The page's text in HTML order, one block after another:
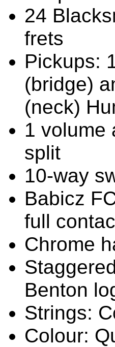
24
frets
Pickups:
(bridge)
(neck)
1 volume
split
10-way
Babicz
full
Chrome
Benton
Strings:
Colour: